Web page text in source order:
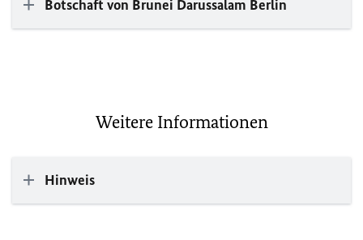
Botschaft von Brunei Darussalam Berlin
Weitere Informationen
Hinweis